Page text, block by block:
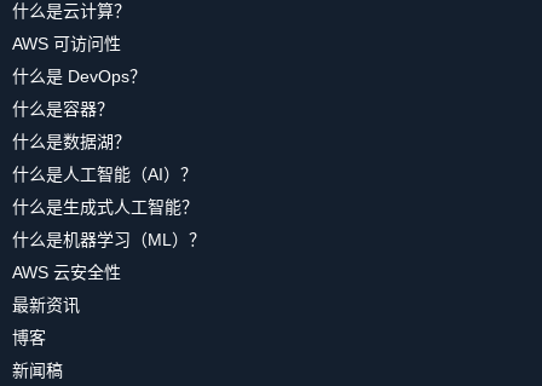
什么是云计算？
AWS 可访问性
什么是 DevOps？
什么是容器？
什么是数据湖？
什么是人工智能（AI）？
什么是生成式人工智能？
什么是机器学习（ML）？
AWS 云安全性
最新资讯
博客
新闻稿